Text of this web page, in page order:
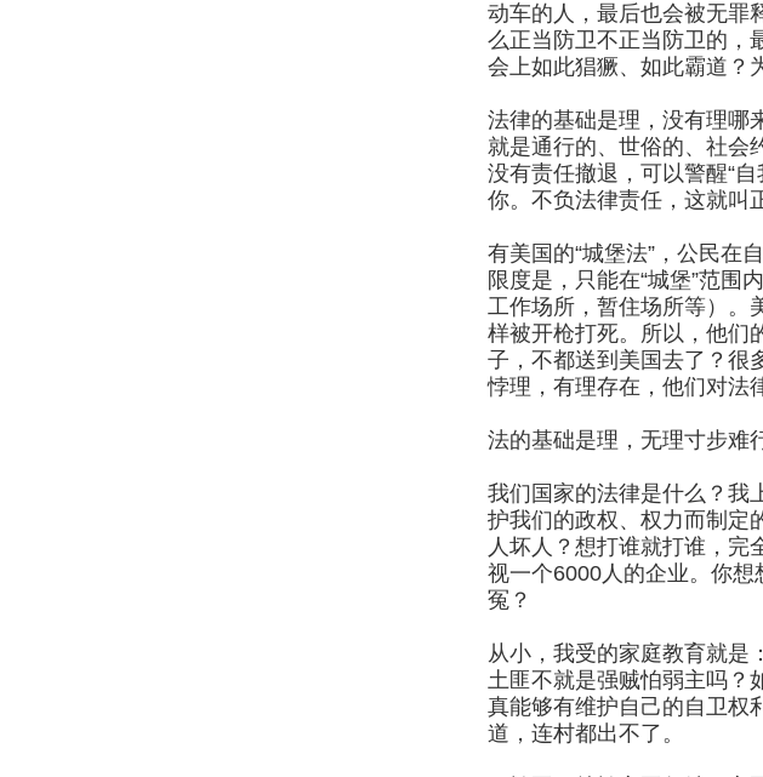
动车的人，最后也会被无罪
么正当防卫不正当防卫的，
会上如此猖獗、如此霸道？
法律的基础是理，没有理哪
就是通行的、世俗的、社会
没有责任撤退，可以警醒“
你。不负法律责任，这就叫
有美国的“城堡法”，公民在
限度是，只能在“城堡”范围
工作场所，暂住场所等）。
样被开枪打死。所以，他们
子，不都送到美国去了？很
悖理，有理存在，他们对法
法的基础是理，无理寸步难
我们国家的法律是什么？我
护我们的政权、权力而制定
人坏人？想打谁就打谁，完
视一个6000人的企业。你
冤？
从小，我受的家庭教育就是
土匪不就是强贼怕弱主吗？
真能够有维护自己的自卫权
道，连村都出不了。